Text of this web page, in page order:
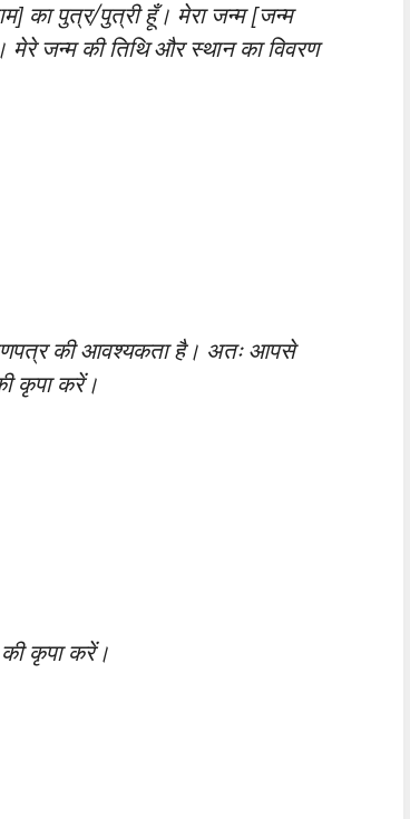
का पुत्र/पुत्री हूँ। मेरा जन्म [जन्म
जन्म की तिथि और स्थान का विवरण
की आवश्यकता है। अतः आपसे
कृपा करें।
कृपा करें।